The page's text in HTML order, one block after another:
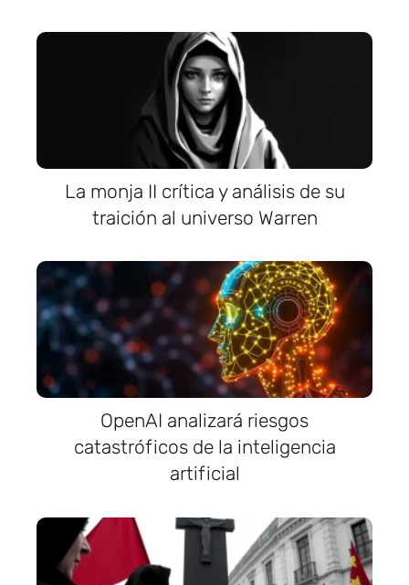
La monja II crítica y análisis de su
traición al universo Warren
OpenAI analizará riesgos
catastróficos de la inteligencia
artificial